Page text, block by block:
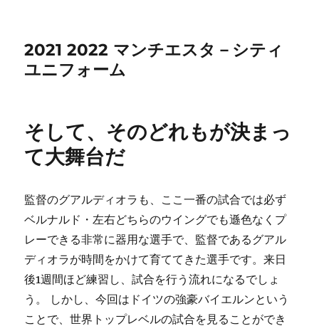
2021 2022 マンチエスタ－シティ
ユニフォーム
そして、そのどれもが決まっ
て大舞台だ
監督のグアルディオラも、ここ一番の試合では必ず
ベルナルド・左右どちらのウイングでも遜色なくプ
レーできる非常に器用な選手で、監督であるグアル
ディオラが時間をかけて育ててきた選手です。来日
後1週間ほど練習し、試合を行う流れになるでしょ
う。 しかし、今回はドイツの強豪バイエルンという
ことで、世界トップレベルの試合を見ることができ